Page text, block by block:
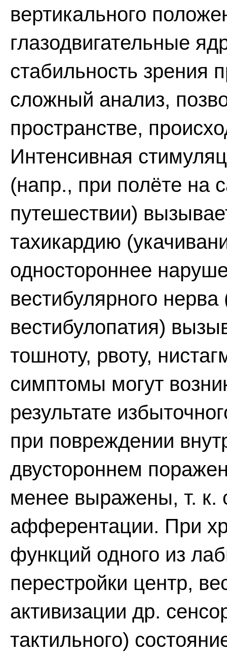
вертикального
глазодвигательные
стабильность зрения
сложный анализ,
пространстве,
Интенсивная
(напр., при полёте на
путешествии)
тахикардию
одностороннее
вестибулярного
вестибулопатия)
тошноту, рвоту,
симптомы могут
результате
при повреждении
двустороннем
менее выражены, т. к.
афферентации. При
функций одного из
перестройки центр,
активизации др.
тактильного)